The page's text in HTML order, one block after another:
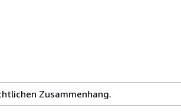
Zusammenhang.